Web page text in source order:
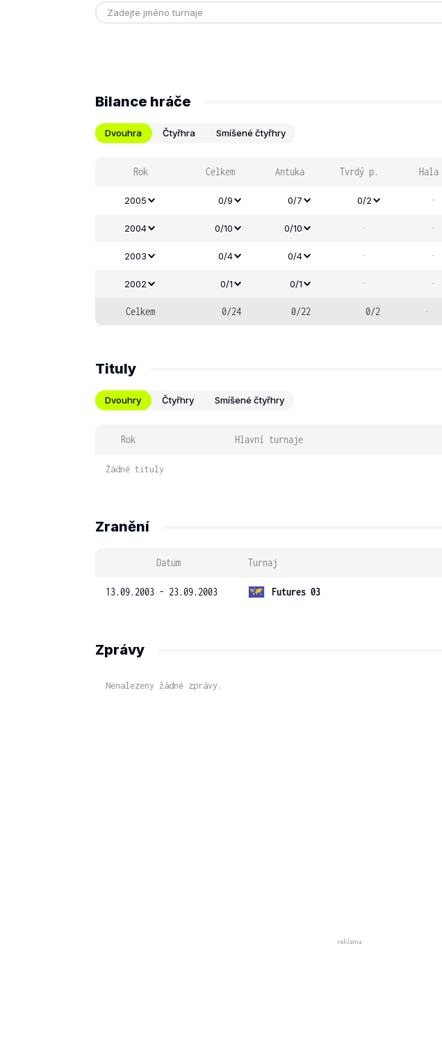
Bilance hráče
Dvouhra Čtyřhra Smíšené čtyřhry
Rok Celkem Antuka Tvrdý p. Hala
2005 0/9 0/7 0/2 -
2004 0/10 0/10 - -
2003 0/4 0/4 - -
2002 0/1 0/1 - -
Celkem 0/24 0/22 0/2 -
Tituly
Dvouhry Čtyřhry Smíšené čtyřhry
Rok Hlavní turnaje
Žádné tituly
Zranění
Datum Turnaj
13.09.2003 - 23.09.2003 Futures 03
Zprávy
Nenalezeny žádné zprávy.